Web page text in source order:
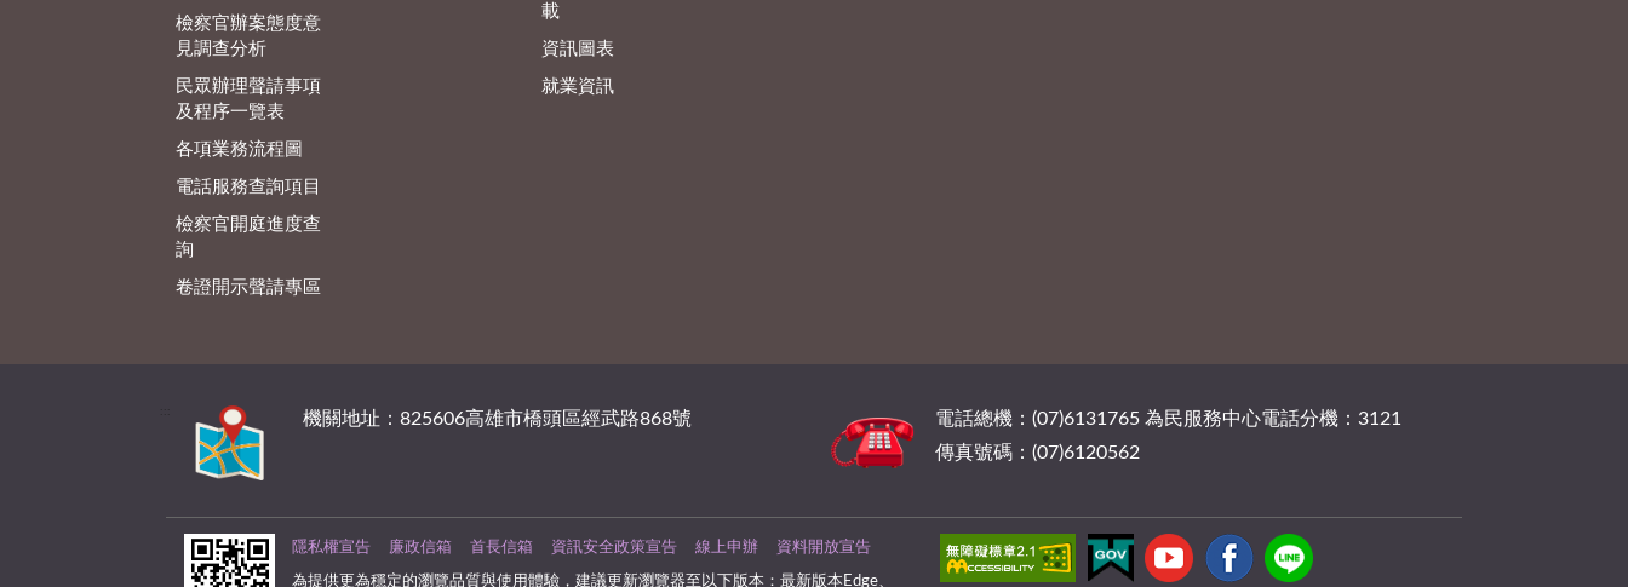
檢察官辦案態度意
見調查分析
民眾辦理聲請事項
及程序一覽表
各項業務流程圖
電話服務查詢項目
檢察官開庭進度查
詢
卷證開示聲請專區
載
資訊圖表
就業資訊
機關地址：825606高雄市橋頭區經武路868號
電話總機：(07)6131765 為民服務中心電話分機：3121
傳真號碼：(07)6120562
隱私權宣告 廉政信箱 首長信箱 資訊安全政策宣告 線上申辦 資料開放宣告
為提供更為穩定的瀏覽品質與使用體驗，建議更新瀏覽器至以下版本：最新版本Edge、